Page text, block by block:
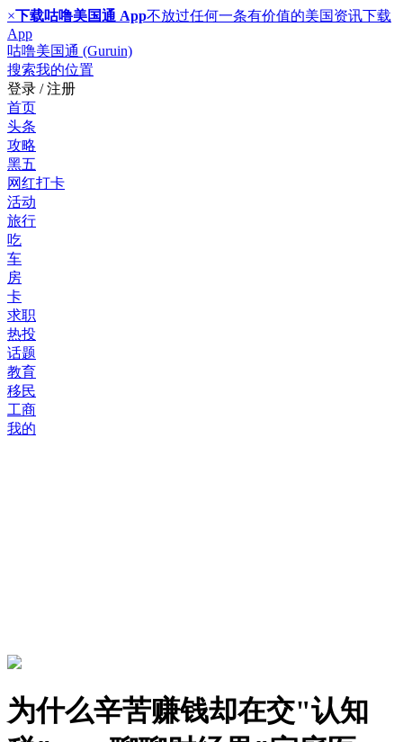
×下载咕噜美国通 App不放过任何一条有价值的美国资讯下载
App
咕噜美国通 (Guruin)
搜索我的位置
登录 / 注册
首页
头条
攻略
黑五
网红打卡
活动
旅行
吃
车
房
卡
求职
热投
话题
教育
移民
工商
我的
为什么辛苦赚钱却在交"认知